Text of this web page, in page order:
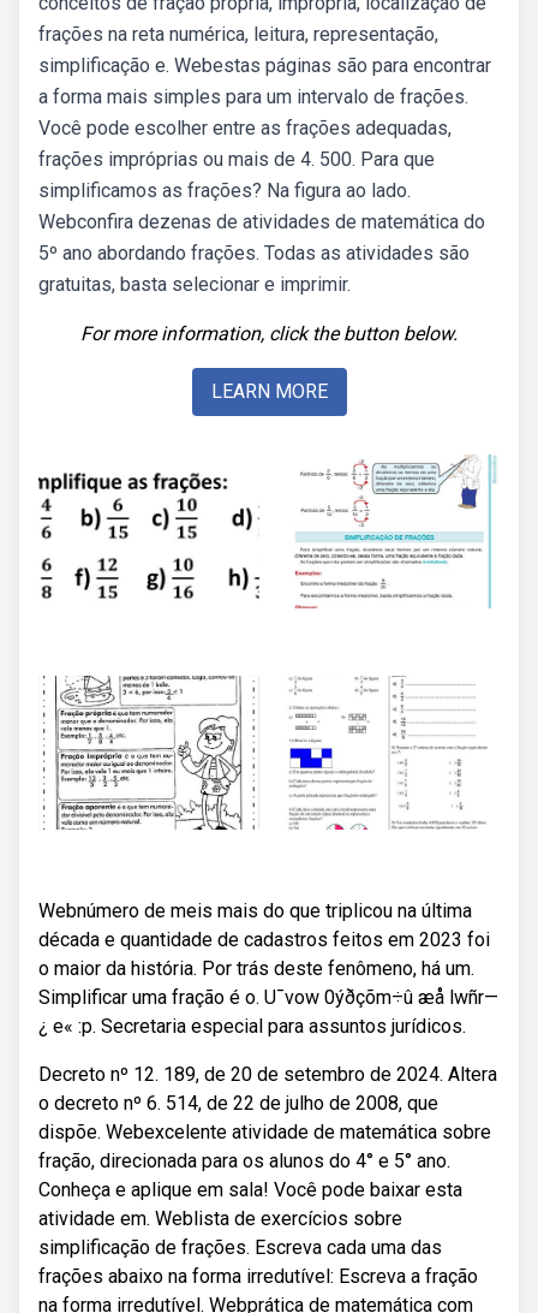
frações na reta numérica, leitura, representação,
simplificação e. Webestas páginas são para encontrar
a forma mais simples para um intervalo de frações.
Você pode escolher entre as frações adequadas,
frações impróprias ou mais de 4. 500. Para que
simplificamos as frações? Na figura ao lado.
Webconfira dezenas de atividades de matemática do
5º ano abordando frações. Todas as atividades são
gratuitas, basta selecionar e imprimir.
For more information, click the button below.
LEARN MORE
Webnúmero de meis mais do que triplicou na última
década e quantidade de cadastros feitos em 2023 foi
o maior da história. Por trás deste fenômeno, há um.
Simplificar uma fração é o. U¯vow 0ýðçõm÷û æå lwñr—
¿ e« :p. Secretaria especial para assuntos jurídicos.
Decreto nº 12. 189, de 20 de setembro de 2024. Altera
o decreto nº 6. 514, de 22 de julho de 2008, que
dispõe. Webexcelente atividade de matemática sobre
fração, direcionada para os alunos do 4° e 5° ano.
Conheça e aplique em sala! Você pode baixar esta
atividade em. Weblista de exercícios sobre
simplificação de frações. Escreva cada uma das
frações abaixo na forma irredutível: Escreva a fração
na forma irredutível. Webprática de matemática com